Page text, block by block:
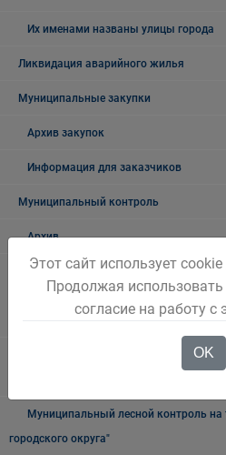
Их именами названы улицы города
Ликвидация аварийного жилья
Муниципальные закупки
Архив закупок
Информация для заказчиков
Муниципальный контроль
Архив
Муниципальный контроль на
городском, наземном электрическом
хозяйстве в границах Беловского
Муниципальный жилищный контроль
Муниципальный лесной контроль на
городского округа"
Этот сайт использует
Продолжая использовать
согласие на работу
OK